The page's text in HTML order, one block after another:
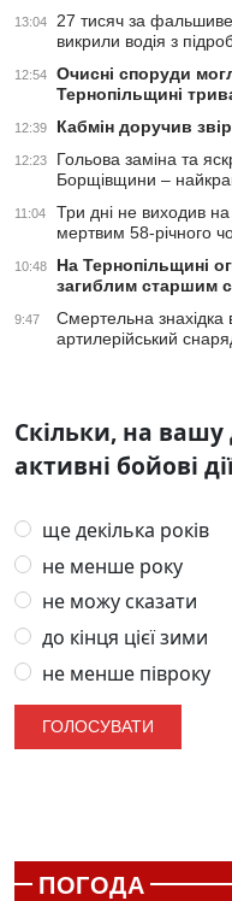
13:04
27 тисяч за фальшиве
викрили водія з
12:54
Очисні споруди
Тернопільщині
12:39 Кабмін доручив
12:23
Гольова заміна та
Борщівщини –
11:04
Три дні не виходив
мертвим 58-річного
10:48
На Тернопільщині
загиблим старшим
9:47
Смертельна знахідка
артилерійський
Скільки, на
активні бойові
ще декілька років
не менше року
не можу сказати
до кінця цієї зими
не менше півроку
ПОГОДА